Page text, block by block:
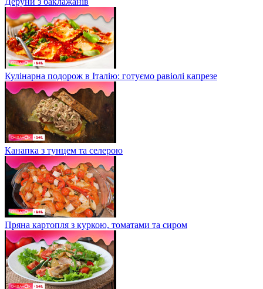
Кулінарна подорож в Італію: готуємо равіолі капрезе
Канапка з тунцем та селерою
Пряна картопля з куркою, томатами та сиром